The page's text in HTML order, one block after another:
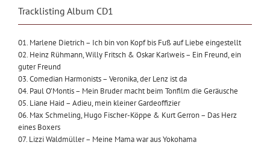
Tracklisting Album CD1
01. Marlene Dietrich – Ich bin von Kopf bis Fuß auf Liebe eingestellt
02. Heinz Rühmann, Willy Fritsch & Oskar Karlweis – Ein Freund, ein
guter Freund
03. Comedian Harmonists – Veronika, der Lenz ist da
04. Paul O’Montis – Mein Bruder macht beim Tonfilm die Geräusche
05. Liane Haid – Adieu, mein kleiner Gardeoffizier
06. Max Schmeling, Hugo Fischer-Köppe & Kurt Gerron – Das Herz
eines Boxers
07. Lizzi Waldmüller – Meine Mama war aus Yokohama